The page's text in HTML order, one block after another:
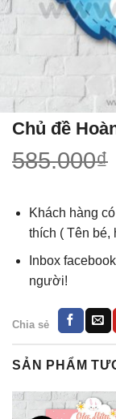
Chủ đề
585.000₫
Khách hàng
thích ( Tên bé,
Inbox
người!
Chia sẻ
SẢN PHẨM